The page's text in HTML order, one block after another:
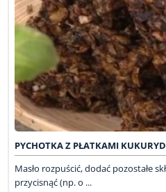
PYCHOTKA Z PŁATKAMI
Masło rozpuścić, dodać pozostałe
przycisnąć (np. o ...